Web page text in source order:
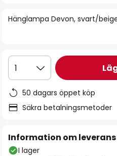
Hänglampa Devon, svart/
1
50 dagars öppet köp
Säkra betalningsmetoder
Information om leverans
I lager